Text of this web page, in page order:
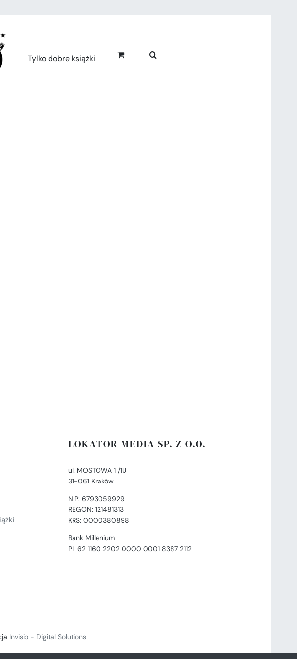
Tylko dobre książki
LOKATOR MEDIA SP. Z O.O.
ul. MOSTOWA 1 /1U
31-061 Kraków
NIP: 6793059929
REGON: 121481313
KRS: 0000380898
Bank Millenium
PL 62 1160 2202 0000 0001 8387 2112
Invisio - Digital Solutions